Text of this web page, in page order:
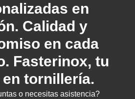
en
Calidad y
en cada
Fasterinox, tu
tornillería.
o necesitas asistencia?